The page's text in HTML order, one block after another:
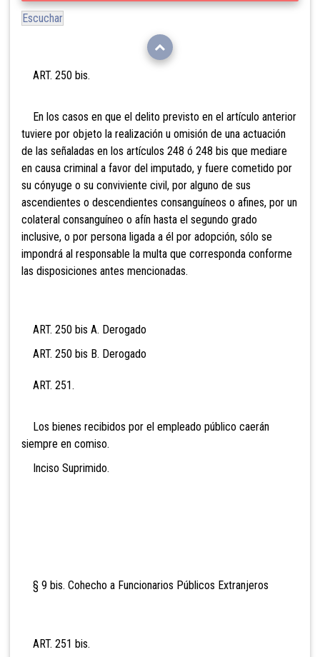
Escuchar
ART. 250 bis.
En los casos en que el delito previsto en el artículo anterior
tuviere por objeto la realización u omisión de una actuación
de las señaladas en los artículos 248 ó 248 bis que mediare
en causa criminal a favor del imputado, y fuere cometido por
su cónyuge o su conviviente civil, por alguno de sus
ascendientes o descendientes consanguíneos o afines, por un
colateral consanguíneo o afín hasta el segundo grado
inclusive, o por persona ligada a él por adopción, sólo se
impondrá al responsable la multa que corresponda conforme
las disposiciones antes mencionadas.
ART. 250 bis A. Derogado
ART. 250 bis B. Derogado
ART. 251.
Los bienes recibidos por el empleado público caerán
siempre en comiso.
Inciso Suprimido.
§ 9 bis. Cohecho a Funcionarios Públicos Extranjeros
ART. 251 bis.